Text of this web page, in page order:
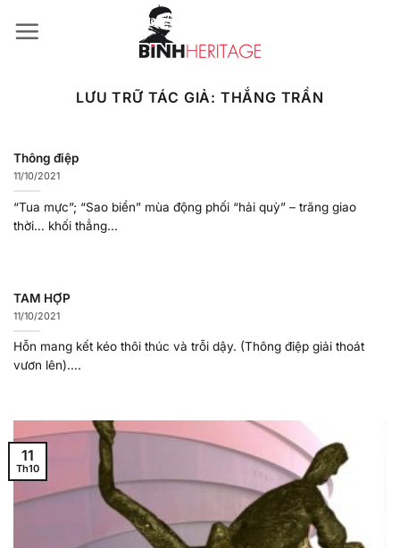
qua
LƯU TRỮ TÁC GIẢ: THẮNG TRẦN
Thông điệp
11/10/2021
“Tua mực”; “Sao biển” mùa động phối “hải quỳ” – trăng giao
thời… khối thẳng...
TAM HỢP
11/10/2021
Hỗn mang kết kéo thôi thúc và trỗi dậy. (Thông điệp giải thoát
vươn lên)....
11
Th10